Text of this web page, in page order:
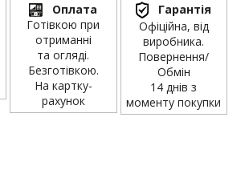
Оплата
Готівкою при
отриманні
та огляді.
Безготівкою.
На картку-
рахунок
Гарантія
Офіційна, від
виробника.
Повернення/
Обмін
14 днів з
моменту покупки